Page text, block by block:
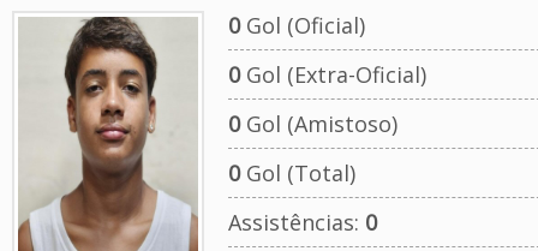
0Gol (Oficial)
0Gol (Extra-Oficial)
0Gol (Amistoso)
0Gol (Total)
Assistências: 0